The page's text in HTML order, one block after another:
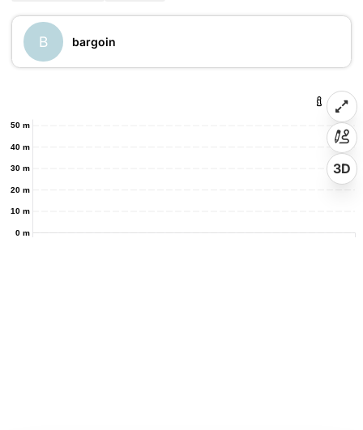
B bargoin
0 m
10 m
20 m
30 m
40 m
50 m
3D